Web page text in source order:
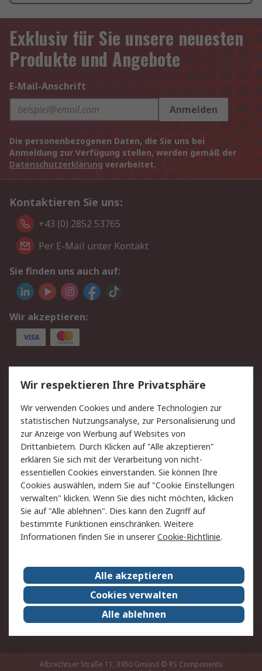
Exklusiv für Sie unsere neuesten
Produkte und Angebote
E-Mail-Anschrift
Anmelden
Die personenbezogenen Daten, die Sie uns bei
Anmeldung zur Verfügung stellen, werden gemäß der
Datenschutzerklärung verarbeitet.
Kontaktieren Sie uns:
+43 (0) 2852 53765
Per E-Mail unter Kontakt
Sie finden uns auch auf:
Wir akzeptieren:
Service
Value Added Services
Lieferlösungen
Rücksendung/Entsorgung Kontakt
Hilfe
Rechtliches
RS Verkaufs- und
Lieferbedingungen
Datenschutz
Cookie-Richtlinie
Zahlungsbedingungen
Impressum
Webseite Konditionen
RS weltweit
Karriere bei RS
Nachhaltigkeit
Qualität/Zertifikate
Presse-Center
Event-Center
Albrechtser Straße 11, 3950 Gmünd © RS Components
Wir respektieren Ihre Privatsphäre
Wir verwenden Cookies und andere Technologien zur
statistischen Nutzungsanalyse, zur Personalisierung und
zur Anzeige von Werbung auf Websites von
Drittanbietern. Durch Klicken auf "Alle akzeptieren"
erklären Sie sich mit der Verarbeitung von nicht-
essentiellen Cookies einverstanden. Sie können Ihre
Cookies auswählen, indem Sie auf "Cookie Einstellungen
verwalten" klicken. Wenn Sie dies nicht möchten, klicken
Sie auf "Alle ablehnen". Dies kann den Zugriff auf
bestimmte Funktionen einschränken. Weitere
Informationen finden Sie in unsererCookie-Richtlinie.
Alle akzeptieren
Cookies verwalten
Alle ablehnen